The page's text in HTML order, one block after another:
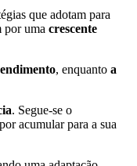
que adotam para
por uma crescente
, enquanto a
. Segue-se o
acumular para a sua